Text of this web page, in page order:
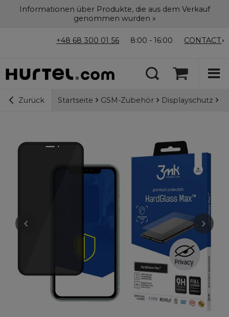
Informationen über Produkte, die aus dem Verkauf
genommen wurden »
+48 68 300 01 56 8:00 - 16:00 CONTACT
Zurück Startseite GSM-Zubehör Displayschutz